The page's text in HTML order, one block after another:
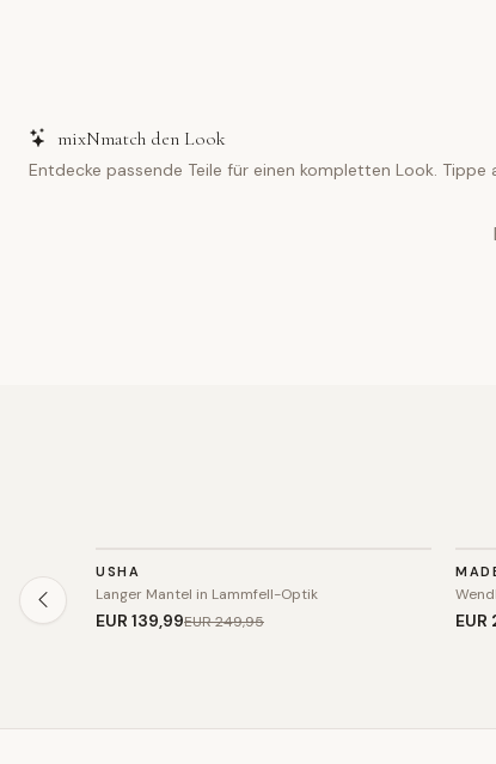
mixNmatch den Look
Entdecke passende Teile für einen kompletten Look.
SALE
USHA
Langer Mantel in Lammfell-Optik
EUR 139,99EUR 249,95 EUR